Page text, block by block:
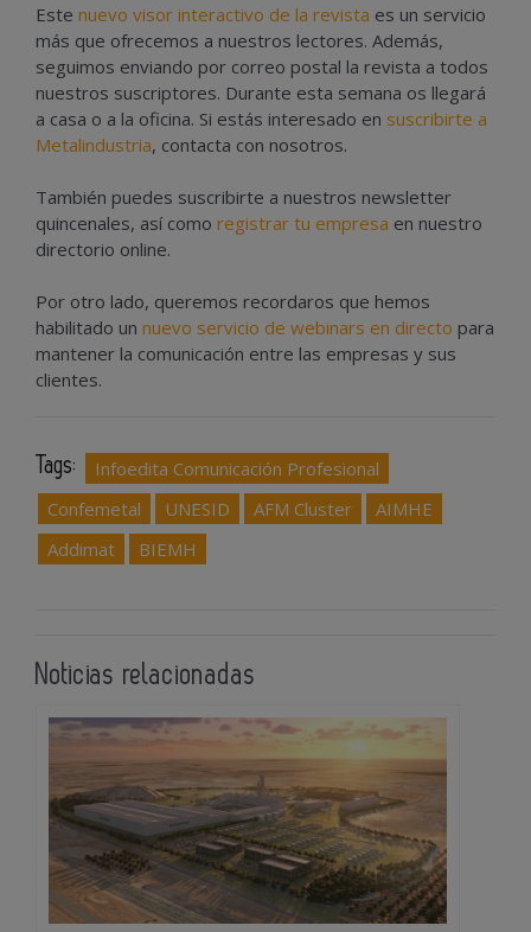
Este nuevo visor interactivo de la revista es un servicio
más que ofrecemos a nuestros lectores. Además,
seguimos enviando por correo postal la revista a todos
nuestros suscriptores. Durante esta semana os llegará
a casa o a la oficina. Si estás interesado en suscribirte a
Metalindustria, contacta con nosotros.
También puedes suscribirte a nuestros newsletter
quincenales, así como registrar tu empresa en nuestro
directorio online.
Por otro lado, queremos recordaros que hemos
habilitado un nuevo servicio de webinars en directo para
mantener la comunicación entre las empresas y sus
clientes.
Tags:
Infoedita Comunicación Profesional
Confemetal
UNESID AFM Cluster
AIMHE
Addimat
BIEMH
Noticias relacionadas